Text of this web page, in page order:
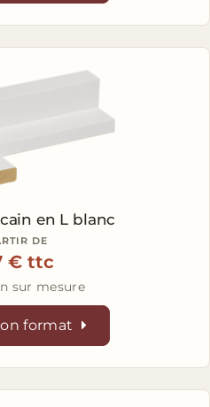
en L blanc
DE
€ ttc
sur mesure
format